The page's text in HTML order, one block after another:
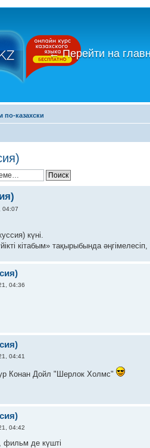
←Перейти на
по-казахски
04:07
күні.
кітабым» тақырыбында
04:36
04:41
Конан Дойл "Шерлок Холмс"
04:42
фильм де күшті